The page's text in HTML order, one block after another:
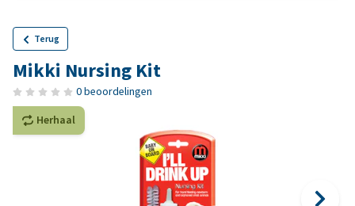
Terug
Mikki Nursing Kit
0 beoordelingen
Herhaal